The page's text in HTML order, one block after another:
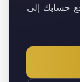
حسابك إلى